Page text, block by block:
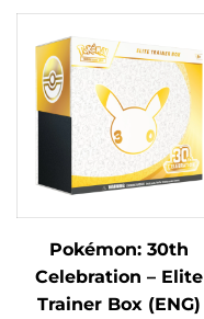
Pokémon: 30th
Celebration – Elite
Trainer Box (ENG)